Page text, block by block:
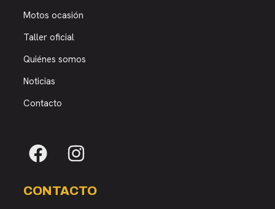
Motos ocasión
Taller oficial
Quiénes somos
Noticias
Contacto
CONTACTO